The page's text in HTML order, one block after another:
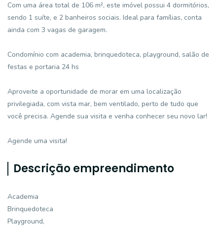
Com uma área total de 106 m², este imóvel possui 4 dormitórios,
sendo 1 suíte, e 2 banheiros sociais. Ideal para famílias, conta
ainda com 3 vagas de garagem.
Condomínio com academia, brinquedoteca, playground, salão de
festas e portaria 24 hs
Aproveite a oportunidade de morar em uma localização
privilegiada, com vista mar, bem ventilado, perto de tudo que
você precisa. Agende sua visita e venha conhecer seu novo lar!
Agende uma visita!
Descrição empreendimento
Academia
Brinquedoteca
Playground,